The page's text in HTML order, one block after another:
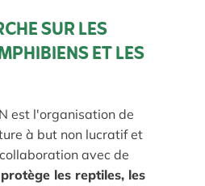
SUR LES
ET LES
est l'organisation de
à but non lucratif et
avec de
protège les reptiles, les